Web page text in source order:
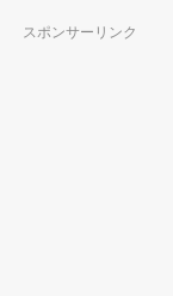
スポンサーリンク